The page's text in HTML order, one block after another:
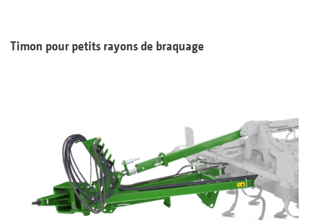
Timon pour petits rayons de braquage